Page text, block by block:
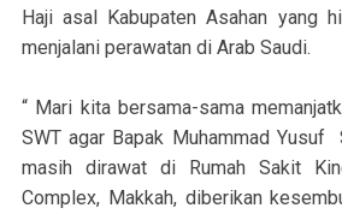
Haji asal Kabupaten Asahan yang
menjalani perawatan di Arab Saudi.
“ Mari kita bersama-sama
SWT agar Bapak Muhammad
masih dirawat di Rumah Sakit
Complex, Makkah, diberikan